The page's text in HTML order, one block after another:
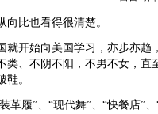
比也看得很清楚。
就开始向美国学习，亦步亦趋
、不阴不阳，不男不女，直
。
革履”、“现代舞”、“快餐店”